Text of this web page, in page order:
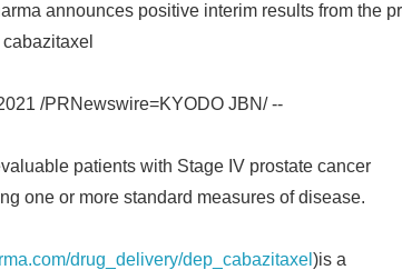
announces positive interim results from the
/PRNewswire=KYODO JBN/ --
patients with Stage IV prostate cancer
one or more standard measures of disease.
drug_delivery/dep_cabazitaxel )is a